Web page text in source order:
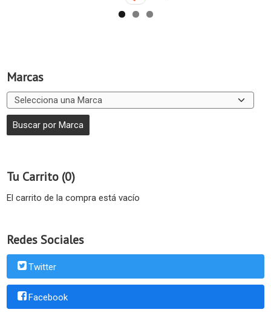
Marcas
Tu Carrito (0)
El carrito de la compra está vacío
Redes Sociales
Twitter
Facebook